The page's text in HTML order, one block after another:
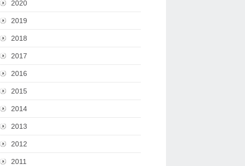
2020
2019
2018
2017
2016
2015
2014
2013
2012
2011